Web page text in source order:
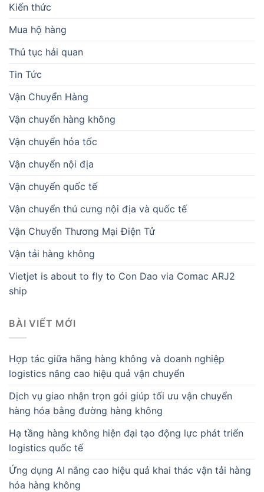
Kiến thức
Mua hộ hàng
Thủ tục hải quan
Tin Tức
Vận Chuyển Hàng
Vận chuyển hàng không
Vận chuyển hỏa tốc
Vận chuyển nội địa
Vận chuyển quốc tế
Vận chuyển thú cưng nội địa và quốc tế
Vận Chuyển Thương Mại Điện Tử
Vận tải hàng không
Vietjet is about to fly to Con Dao via Comac ARJ2
ship
BÀI VIẾT MỚI
Hợp tác giữa hãng hàng không và doanh nghiệp
logistics nâng cao hiệu quả vận chuyển
Dịch vụ giao nhận trọn gói giúp tối ưu vận chuyển
hàng hóa bằng đường hàng không
Hạ tầng hàng không hiện đại tạo động lực phát triển
logistics quốc tế
Ứng dụng AI nâng cao hiệu quả khai thác vận tải hàng
hóa hàng không